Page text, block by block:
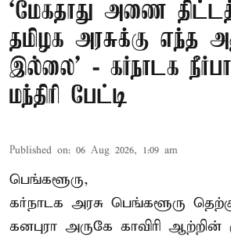
‘மேகதாது அணை
தமிழக அரசுக்கு எந்த
இல்லை’ - கர்நாடக
மந்திரி பேட்டி
Published on: 06 Aug 2026, 1:09 am
பெங்களூரு,
கர்நாடக அரசு பெங்களூரு
கனபுரா அருகே காவிரி ஆற்றின்